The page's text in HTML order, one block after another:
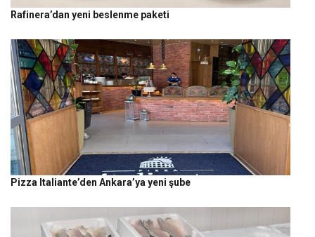
Rafinera’dan yeni beslenme paketi
Pizza Italiante’den Ankara’ya yeni şube